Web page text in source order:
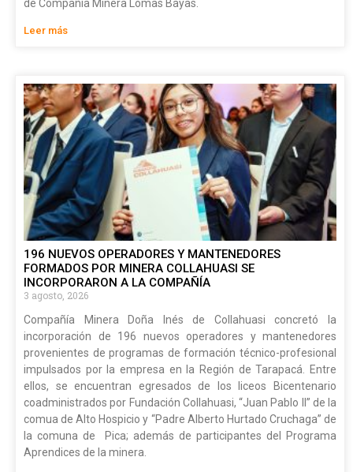
de Compañía Minera Lomas Bayas.
Leer más
196 NUEVOS OPERADORES Y MANTENEDORES
FORMADOS POR MINERA COLLAHUASI SE
INCORPORARON A LA COMPAÑÍA
3 agosto, 2026
Compañía Minera Doña Inés de Collahuasi concretó la
incorporación de 196 nuevos operadores y mantenedores
provenientes de programas de formación técnico-profesional
impulsados por la empresa en la Región de Tarapacá. Entre
ellos, se encuentran egresados de los liceos Bicentenario
coadministrados por Fundación Collahuasi, “Juan Pablo II” de la
comua de Alto Hospicio y “Padre Alberto Hurtado Cruchaga” de
la comuna de Pica; además de participantes del Programa
Aprendices de la minera.